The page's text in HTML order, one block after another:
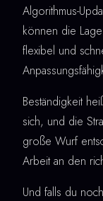
Algorithmus-
können die
flexibel und
Beständigkeit
sich, und die
große Wurf
Arbeit an den
Und falls du